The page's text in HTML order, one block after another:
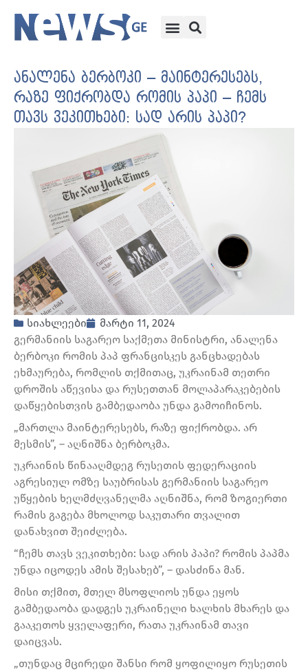
ანალენა ბერბოკი – მაინტერესებს,
რაზე ფიქრობდა რომის პაპი – ჩემს
თავს ვეკითხები: სად არის პაპი?
სიახლეები
მარტი 11, 2024
გერმანიის საგარეო საქმეთა მინისტრი, ანალენა
ბერბოკი რომის პაპ ფრანცისკეს განცხადებას
ეხმაურება, რომლის თქმითაც, უკრაინამ თეთრი
დროშის აწევისა და რუსეთთან მოლაპარაკებების
დაწყებისთვის გამბედაობა უნდა გამოიჩინოს.
„მართლა მაინტერესებს, რაზე ფიქრობდა. არ
მესმის”, – აღნიშნა ბერბოკმა.
უკრაინის წინააღმდეგ რუსეთის ფედერაციის
აგრესიულ ომზე საუბრისას გერმანიის საგარეო
უწყების ხელმძღვანელმა აღნიშნა, რომ ზოგიერთი
რამის გაგება მხოლოდ საკუთარი თვალით
დანახვით შეიძლება.
“ჩემს თავს ვეკითხები: სად არის პაპი? რომის პაპმა
უნდა იცოდეს ამის შესახებ”, – დასძინა მან.
მისი თქმით, მთელ მსოფლიოს უნდა ეყოს
გამბედაობა დადგეს უკრაინელი ხალხის მხარეს და
გააკეთოს ყველაფერი, რათა უკრაინამ თავი
დაიცვას.
„თუნდაც მცირედი შანსი რომ ყოფილიყო რუსეთის